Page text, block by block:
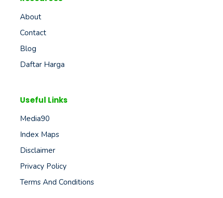
About
Contact
Blog
Daftar Harga
Useful Links
Media90
Index Maps
Disclaimer
Privacy Policy
Terms And Conditions